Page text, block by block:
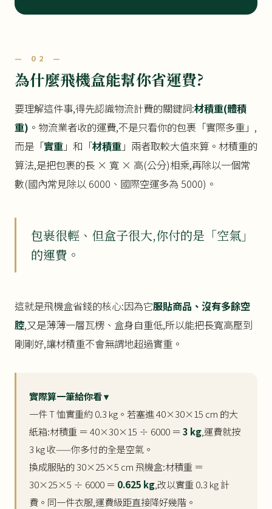
— 02 —
為什麼飛機盒能幫你省運費?
要理解這件事,得先認識物流計費的關鍵詞:材積重(體積
重) 。物流業者收的運費,不是只看你的包裹「實際多重」,
而是「實重 」和「材積重 」兩者取較大值來算。材積重的
算法,是把包裹的長 × 寬 × 高(公分)相乘,再除以一個常
數(國內常見除以 6000、國際空運多為 5000)。
包裹很輕、但盒子很大,你付的是「空氣」
的運費。
這就是飛機盒省錢的核心:因為它服貼商品、沒有多餘空
腔,又是薄薄一層瓦楞、盒身自重低,所以能把長寬高壓到
剛剛好,讓材積重不會無謂地超過實重。
實際算一筆給你看 ▾
一件 T 恤實重約 0.3 kg。若塞進 40×30×15 cm 的大
紙箱:材積重 ＝ 40×30×15 ÷ 6000 ＝3 kg,運費就按
3 kg 收——你多付的全是空氣。
換成服貼的 30×25×5 cm 飛機盒:材積重 ＝
30×25×5 ÷ 6000 ＝ 0.625 kg,改以實重 0.3 kg 計
費。同一件衣服,運費級距直接降好幾階。